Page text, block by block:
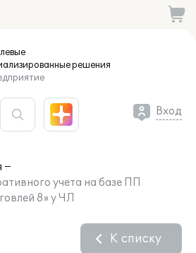
решения
Вход
учета на базе ПП
8» у ЧЛ
К списку